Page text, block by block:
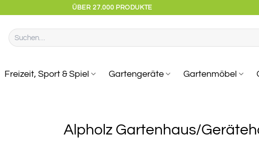
ÜBER 27.000 PRODUKTE
Suchen
nach:
Freizeit, Sport & Spiel Gartengeräte Gartenmöbel
Alpholz Gartenhaus/